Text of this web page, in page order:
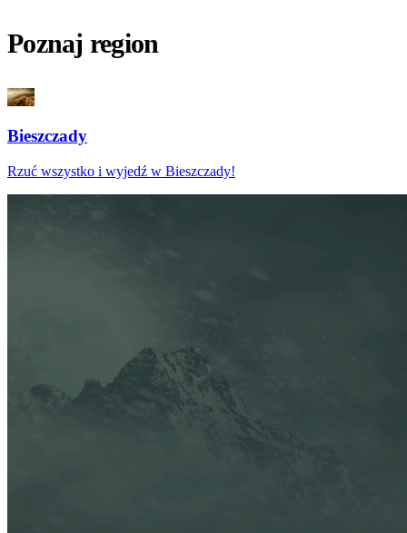
Poznaj region
Bieszczady
Rzuć wszystko i wyjedź w Bieszczady!